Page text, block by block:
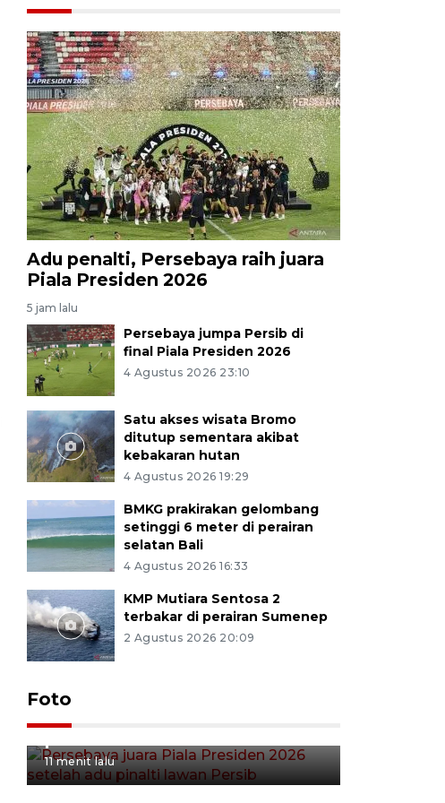
Adu penalti, Persebaya raih juara
Piala Presiden 2026
5 jam lalu
Persebaya jumpa Persib di
final Piala Presiden 2026
4 Agustus 2026 23:10
Satu akses wisata Bromo
ditutup sementara akibat
kebakaran hutan
4 Agustus 2026 19:29
BMKG prakirakan gelombang
setinggi 6 meter di perairan
selatan Bali
4 Agustus 2026 16:33
KMP Mutiara Sentosa 2
terbakar di perairan Sumenep
2 Agustus 2026 20:09
Foto
Persebaya juara Piala
Presiden 2026 setelah adu
11 menit lalu